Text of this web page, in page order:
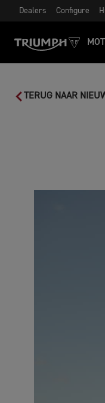
Dealers Configure
TERUG NAAR